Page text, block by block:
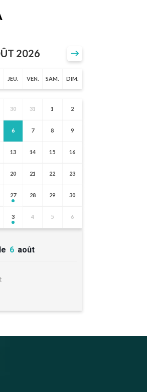
2026
JEU. VEN. SAM. DIM.
30 31 1 2
6 7 8 9
13 14 15 16
20 21 22 23
27 28 29 30
3 4 5 6
6 août